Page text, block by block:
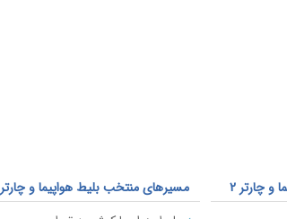
و چارتر 2
مسیرهای منتخب بلیط هواپیما و چارتر 3